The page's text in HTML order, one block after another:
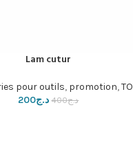
3,900 د.ج3,300